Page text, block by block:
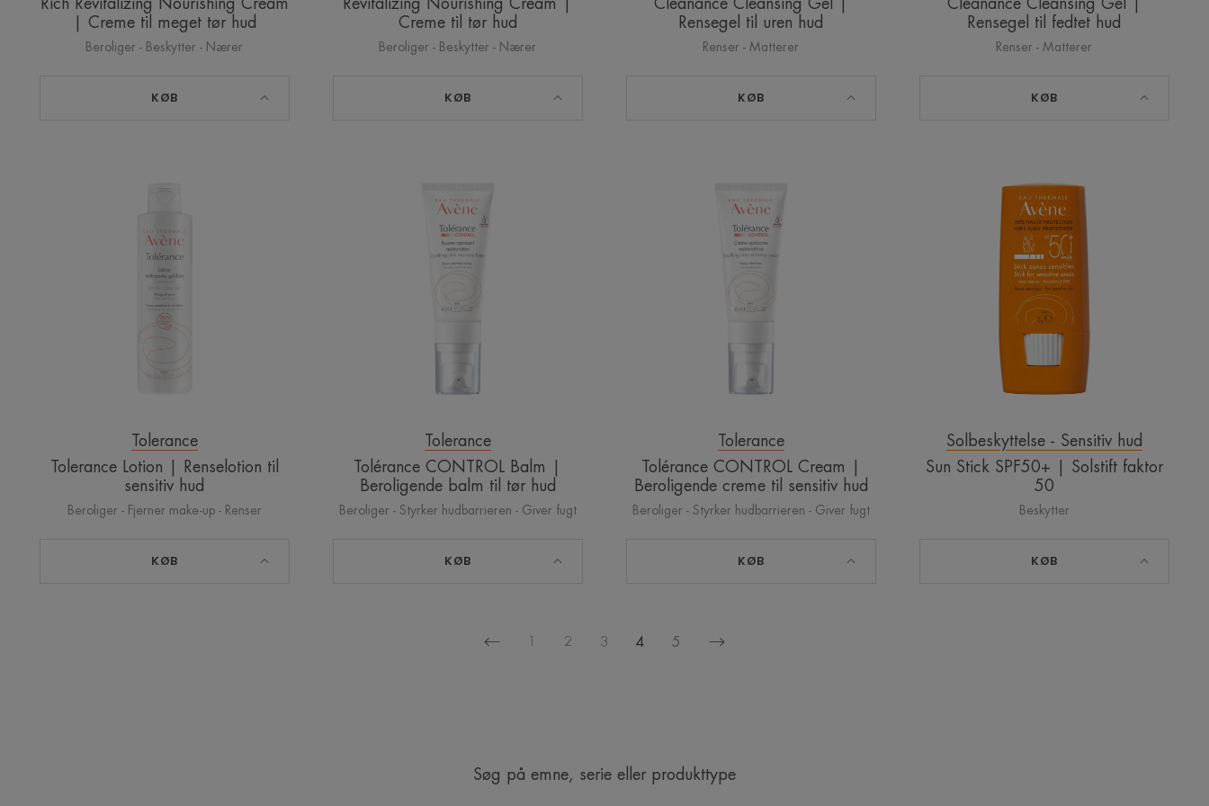
Rich Revitalizing Nourishing Cream
| Creme til meget tør hud
Beroliger - Beskytter - Nærer
KØB
Revitalizing Nourishing Cream |
Creme til tør hud
Beroliger - Beskytter - Nærer
KØB
Cleanance Cleansing Gel |
Rensegel til uren hud
Renser - Matterer
KØB
Cleanance Cleansing Gel |
Rensegel til fedtet hud
Renser - Matterer
KØB
Renselotion
til
sensitiv
hud
Tolerance
Tolerance Lotion | Renselotion til
sensitiv hud
Beroliger - Fjerner make-up - Renser
KØB
Balm
|
Beroligende
Tolerance
Tolérance CONTROL Balm |
Beroligende balm til tør hud
Beroliger - Styrker hudbarrieren - Giver fugt
KØB
Cream
|
Beroligende
Tolerance
Tolérance CONTROL Cream |
Beroligende creme til sensitiv hud
Beroliger - Styrker hudbarrieren - Giver fugt
KØB
Stick
SPF50+
|
Solstift
faktor
50
Solbeskyttelse - Sensitiv hud
Sun Stick SPF50+ | Solstift faktor
50
Beskytter
KØB
Forrige
2 3 4 5
Næste
Søg på emne, serie eller produkttype